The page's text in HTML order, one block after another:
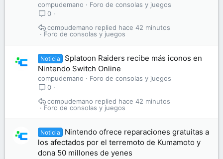
compudemano
Foro de consolas y juegos
0
Foro de consolas y juegos
hace 42 minutos
compudemano
Noticia
Splatoon Raiders recibe más iconos en
Nintendo Switch Online
compudemano
Foro de consolas y juegos
0
Foro de consolas y juegos
hace 42 minutos
compudemano
Noticia
Nintendo ofrece reparaciones gratuitas a
los afectados por el terremoto de Kumamoto y
dona 50 millones de yenes